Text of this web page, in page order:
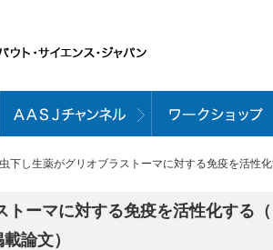
し生薬がグリオブラストーマに対する免疫を活性
ーマに対する免疫を活性化する（
論文）